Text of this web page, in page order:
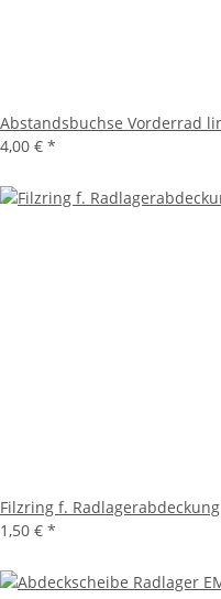
Abstandsbuchse Vorderrad
4,00 € *
Filzring f. Radlagerabdeckung
1,50 € *